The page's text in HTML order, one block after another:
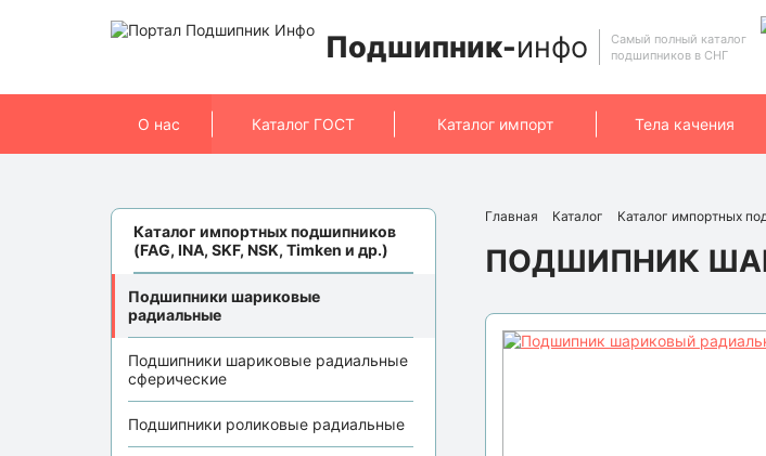
Подшипник-инфо
Самый полный каталог
подшипников в СНГ
О нас Каталог ГОСТ Каталог импорт Тела качения
Каталог импортных подшипников
(FAG, INA, SKF, NSK, Timken и др.)
Подшипники шариковые
радиальные
Подшипники шариковые радиальные
сферические
Подшипники роликовые радиальные
Главная Каталог Каталог импортных
ПОДШИПНИК